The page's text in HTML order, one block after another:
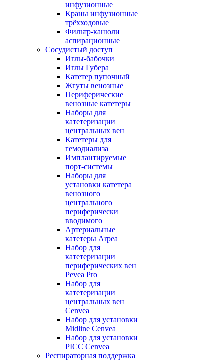
инфузионные
Краны инфузионные
трёхходовые
Фильтр-канюли
аспирационные
Сосудистый доступ
Иглы-бабочки
Иглы Губера
Катетер пупочный
Жгуты венозные
Периферические
венозные катетеры
Наборы для
катетеризации
центральных вен
Катетеры для
гемодиализа
Имплантируемые
порт‑системы
Наборы для
установки катетера
венозного
центрального
периферически
вводимого
Артериальные
катетеры Arpea
Набор для
катетеризации
периферических вен
Pevea Pro
Набор для
катетеризации
центральных вен
Cenvea
Набор для установки
Midline Cenvea
Набор для установки
PICC Cenvea
Респираторная поддержка